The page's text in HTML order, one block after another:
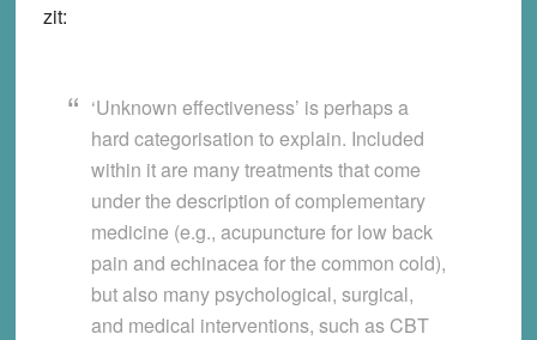
zit:
‘Unknown effectiveness’ is perhaps a
hard categorisation to explain. Included
within it are many treatments that come
under the description of complementary
medicine (e.g., acupuncture for low back
pain and echinacea for the common cold),
but also many psychological, surgical,
and medical interventions, such as CBT